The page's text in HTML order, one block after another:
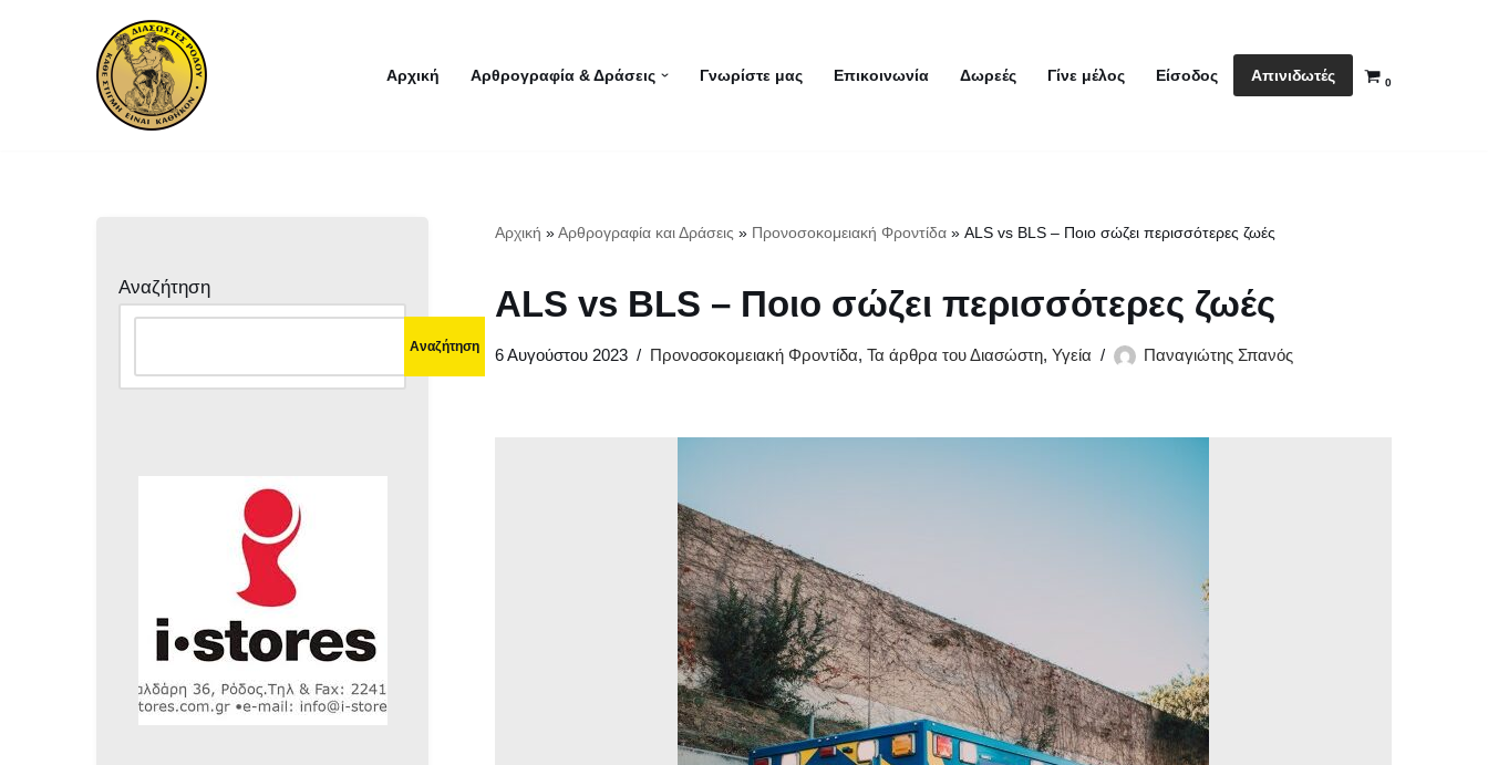
Μεταπηδήστε
περιεχόμενο
Αρχική Αρθρογραφία & Δράσεις Γνωρίστε μας Επικοινωνία Δωρεές Γίνε μέλος Είσοδος Απινιδωτές 0
Αναζήτηση
Αναζήτηση
Αρχική »Αρθρογραφία και Δράσεις » Προνοσοκομειακή Φροντίδα » ALS vs BLS – Ποιο σώζει περισσότερες ζωές
ALS vs BLS – Ποιο σώζει περισσότερες ζωές
6 Αυγούστου 2023 Προνοσοκομειακή Φροντίδα, Τα άρθρα του Διασώστη, Υγεία Παναγιώτης Σπανός